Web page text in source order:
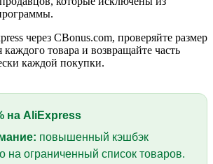
через CBonus.com, проверяйте размер
каждого товара и возвращайте часть
каждой покупки.
на AliExpress
повышенный кэшбэк
на ограниченный список товаров.